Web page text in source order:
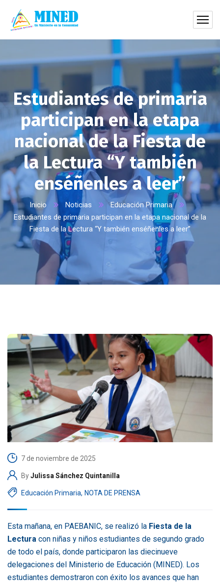
Estudiantes de primaria
participan en la etapa
nacional de la Fiesta de
la Lectura “Y también
enséñenles a leer”
Inicio Noticias
Educación Primaria
Estudiantes de primaria participan en la etapa nacional de la
Fiesta de la Lectura “Y también enséñenles a leer”
7 de noviembre de 2025
ByJulissa Sánchez Quintanilla
Educación Primaria, NOTA DE PRENSA
Esta mañana, en PAEBANIC, se realizó la Fiesta de la
Lectura con niñas y niños estudiantes de segundo grado
de todo el país, donde participaron las diecinueve
delegaciones del Ministerio de Educación (MINED). Los
estudiantes demostraron con éxito los avances que han